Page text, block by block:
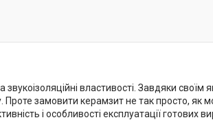
властивості. Завдяки своїм
Проте замовити керамзит не так просто, як
і особливості експлуатації готових